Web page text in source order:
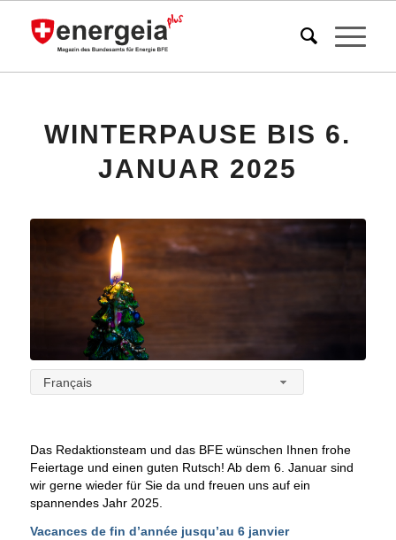
WINTERPAUSE BIS 6.
JANUAR 2025
Français
Das Redaktionsteam und das BFE wünschen Ihnen frohe
Feiertage und einen guten Rutsch! Ab dem 6. Januar sind
wir gerne wieder für Sie da und freuen uns auf ein
spannendes Jahr 2025.
Vacances de fin d’année jusqu’au 6 janvier